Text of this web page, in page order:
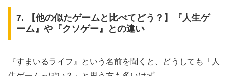
7. 【他の似たゲームと比べてどう？】『人生ゲ
ーム』や『クソゲー』との違い
『すまいるライフ』という名前を聞くと、どうしても「人